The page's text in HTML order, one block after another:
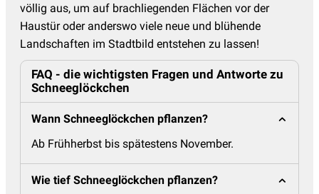
völlig aus, um auf brachliegenden Flächen vor der
Haustür oder anderswo viele neue und blühende
Landschaften im Stadtbild entstehen zu lassen!
FAQ - die wichtigsten Fragen und Antworte zu
Schneeglöckchen
Wann Schneeglöckchen pflanzen?
Ab Frühherbst bis spätestens November.
Wie tief Schneeglöckchen pflanzen?